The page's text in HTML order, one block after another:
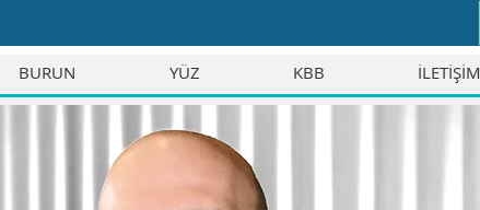
BURUN YÜZ KBB İLETİŞİM